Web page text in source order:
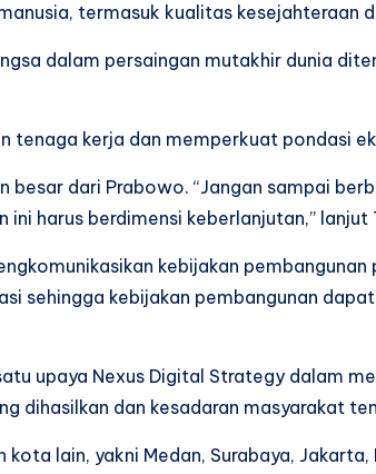
termasuk kualitas kesejahteraan
dalam persaingan mutakhir dunia
tenaga kerja dan memperkuat pondasi
dari Prabowo. “Jangan sampai
harus berdimensi keberlanjutan,” lanjut
kebijakan
sehingga kebijakan pembangunan
upaya Nexus Digital Strategy dalam
dihasilkan dan kesadaran masyarakat
lain, yakni Medan, Surabaya,